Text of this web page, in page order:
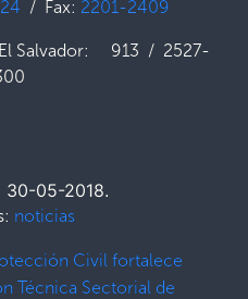
/ Fax: 2201-2409
El Salvador: 913 / 2527-
30-05-2018.
noticias
Civil fortalece
Técnica Sectorial de